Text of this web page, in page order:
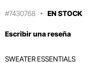
#7430768 EN STOCK
Escribir una reseña
SWEATER ESSENTIALS